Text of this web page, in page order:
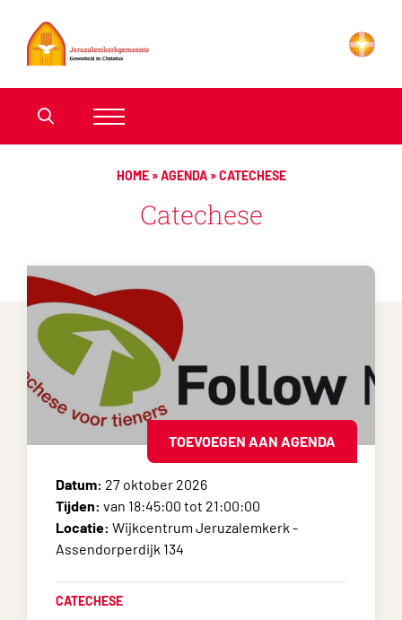
HOME»AGENDA»CATECHESE
Catechese
TOEVOEGEN AAN AGENDA
Datum: 27 oktober 2026
Tijden: van 18:45:00 tot 21:00:00
Locatie: Wijkcentrum Jeruzalemkerk -
Assendorperdijk 134
CATECHESE